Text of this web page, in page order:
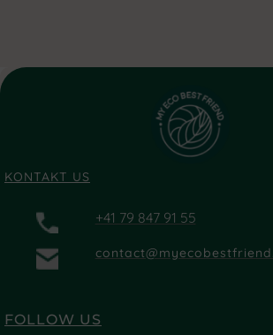
KONTAKT US
+41 79 847 91 55
FOLLOW US